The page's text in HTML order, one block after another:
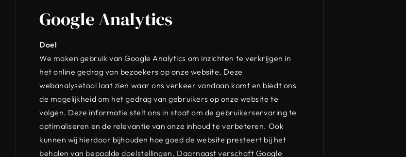
Google Analytics
Doel
We maken gebruik van Google Analytics om inzichten te verkrijgen in
het online gedrag van bezoekers op onze website. Deze
webanalysetool laat zien waar ons verkeer vandaan komt en biedt ons
de mogelijkheid om het gedrag van gebruikers op onze website te
volgen. Deze informatie stelt ons in staat om de gebruikerservaring te
optimaliseren en de relevantie van onze inhoud te verbeteren. Ook
kunnen wij hierdoor bijhouden hoe goed de website presteert bij het
behalen van bepaalde doelstellingen. Daarnaast verschaft Google